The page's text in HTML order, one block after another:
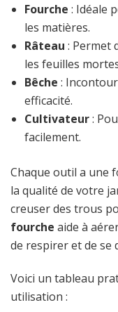
Fourche : Idéale
les matières.
Râteau : Permet
les feuilles
Bêche :
efficacité.
Cultivateur:
facilement.
Chaque outil a une
la qualité de votre
creuser des trous
fourche aide à
de respirer et de se
Voici un tableau
utilisation :